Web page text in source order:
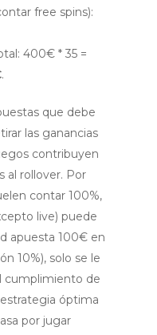
free spins):
400€ * 35 =
.
que debe
las ganancias
contribuyen
al rollover. Por
contar 100%,
live) puede
apuesta 100€ en
10%), solo se le
cumplimiento de
óptima
por jugar